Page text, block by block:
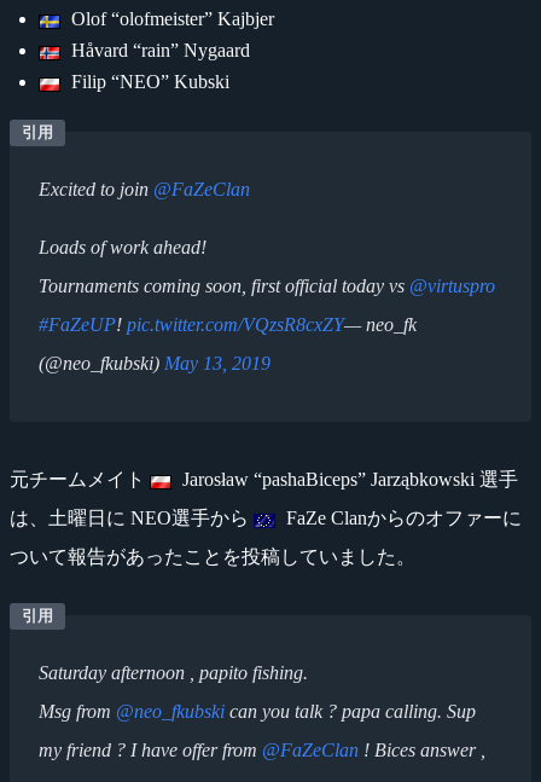
Olof “olofmeister” Kajbjer
Håvard “rain” Nygaard
Filip “NEO” Kubski
Excited to join @FaZeClan
Loads of work ahead!
Tournaments coming soon, first official today vs @virtuspro
#FaZeUP! pic.twitter.com/VQzsR8cxZY— neo_fk
(@neo_fkubski) May 13, 2019
元チームメイト
Jarosław “pashaBiceps” Jarząbkowski 選手
は、土曜日に NEO選手から
FaZe Clanからのオファーに
ついて報告があったことを投稿していました。
Saturday afternoon , papito fishing.
Msg from @neo_fkubski can you talk ? papa calling. Sup
my friend ? I have offer from @FaZeClan ! Bices answer ,